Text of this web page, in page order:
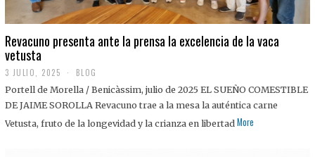
Revacuno presenta ante la prensa la excelencia de la vaca
vetusta
3 JULIO, 2025
J
U
I
BLOG
Portell de Morella / Benicàssim, julio de 2025 EL SUEÑO COMESTIBLE
DE JAIME SOROLLA Revacuno trae a la mesa la auténtica carne
Vetusta, fruto de la longevidad y la crianza en libertad More